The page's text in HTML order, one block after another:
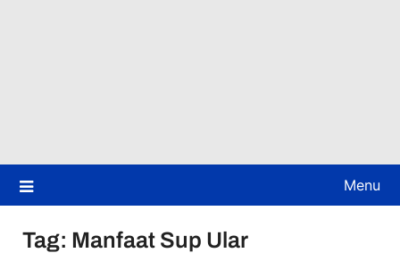
Menu
Tag: Manfaat Sup Ular